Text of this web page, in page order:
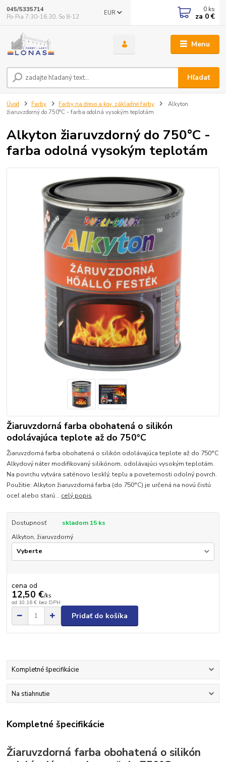
Menu
EUR
Hľadať
045/5335714
Po-Pia 7:30-16.30, So 8-12
0 ks
za 0 €
Úvod Farby Farby na drevo a kov, základné farby
Alkyton
žiaruvzdorný do 750°C - farba odolná vysokým teplotám
Alkyton žiaruvzdorný do 750°C -
farba odolná vysokým teplotám
Žiaruvzdorná farba obohatená o silikón
odolávajúca teplote až do 750°C
Žiaruvzdorná farba obohatená o silikón odolávajúca teplote až do 750°C
Alkydový náter modifikovaný silikónom, odolávajúci vysokým teplotám.
Na povrchu vytvára saténovo lesklý, teplu a poveternosti odolný povrch.
Použitie: Alkyton žiaruvzdorná farba (do 750°C) je určená na novú čistú
oceľ alebo starú... celý popis
Dostupnosť
skladom 15 ks
Alkyton, žiaruvzdorný
cena od
12,50 €/ks
od 10,16 € bez DPH
Pridať do košíka
Kompletné špecifikácie
Na stiahnutie
Kompletné špecifikácie
Žiaruvzdorná farba obohatená o silikón